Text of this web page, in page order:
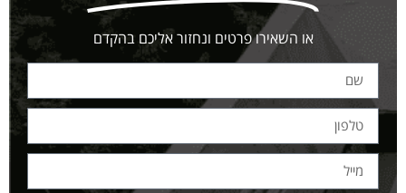
או השאירו פרטים ונחזור אליכם בהקדם